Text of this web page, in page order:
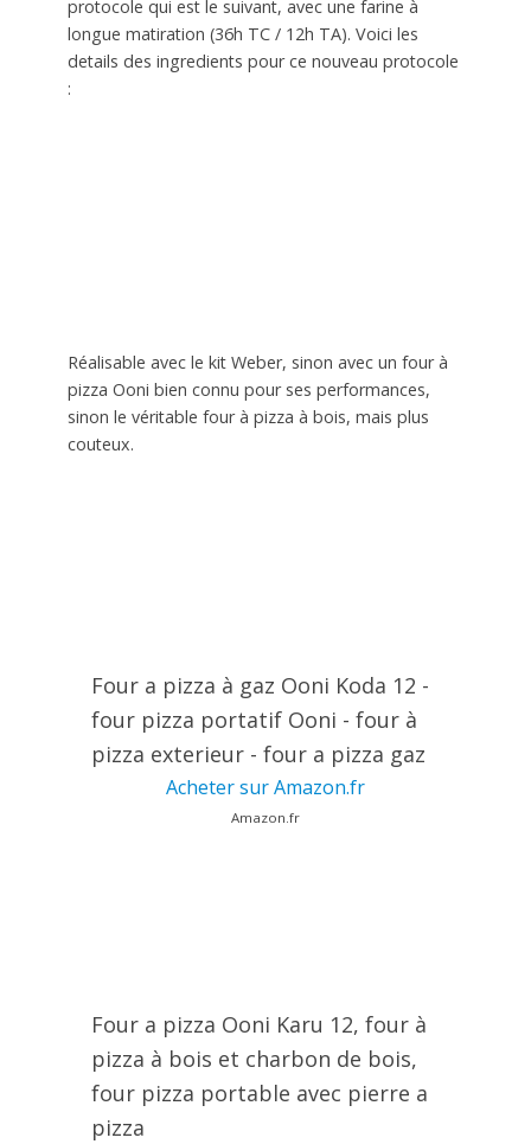
protocole qui est le suivant, avec une farine à
longue matiration (36h TC / 12h TA). Voici les
details des ingredients pour ce nouveau protocole
:
Réalisable avec le kit Weber, sinon avec un four à
pizza Ooni bien connu pour ses performances,
sinon le véritable four à pizza à bois, mais plus
couteux.
Four a pizza à gaz Ooni Koda 12 -
four pizza portatif Ooni - four à
pizza exterieur - four a pizza gaz
Acheter sur Amazon.fr
Amazon.fr
Four a pizza Ooni Karu 12, four à
pizza à bois et charbon de bois,
four pizza portable avec pierre a
pizza